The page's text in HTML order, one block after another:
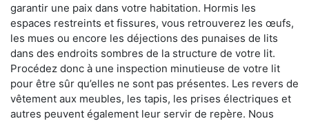
garantir une paix dans votre habitation. Hormis les
espaces restreints et fissures, vous retrouverez les œufs,
les mues ou encore les déjections des punaises de lits
dans des endroits sombres de la structure de votre lit.
Procédez donc à une inspection minutieuse de votre lit
pour être sûr qu’elles ne sont pas présentes. Les revers de
vêtement aux meubles, les tapis, les prises électriques et
autres peuvent également leur servir de repère. Nous